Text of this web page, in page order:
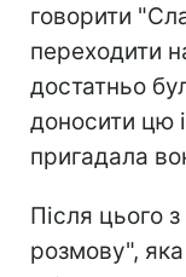
говорити
переходити
достатньо
доносити цю
пригадала
Після цього
розмову",